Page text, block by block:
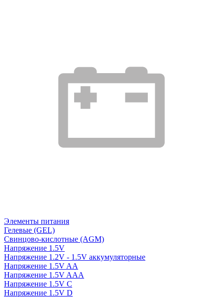
Элементы питания
Гелевые (GEL)
Свинцово-кислотные (AGM)
Напряжение 1.5V
Напряжение 1.2V - 1.5V аккумуляторные
Напряжение 1.5V AA
Напряжение 1.5V AAA
Напряжение 1.5V C
Напряжение 1.5V D